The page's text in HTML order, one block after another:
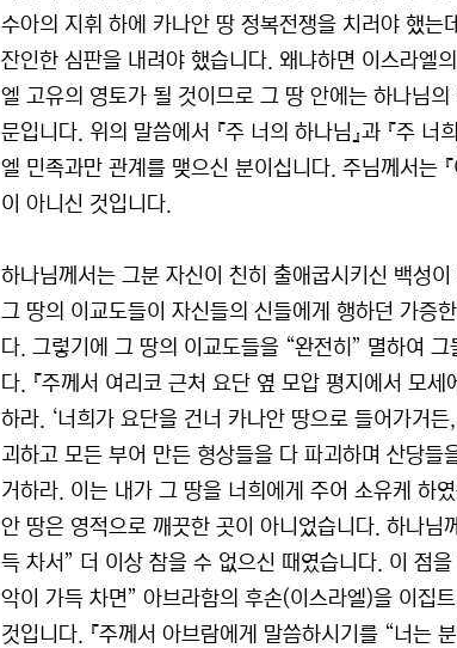
수아의 지휘 하에 카나안 땅 정복전쟁을 치러야 했는
잔인한 심판을 내려야 했습니다. 왜냐하면 이스라엘
엘 고유의 영토가 될 것이므로 그 땅 안에는 하나님
문입니다. 위의 말씀에서 『주 너의 하나님』과 『주
엘 민족과만 관계를 맺으신 분이십니다. 주님께서는
이 아니신 것입니다.
하나님께서는 그분 자신이 친히 출애굽시키신 백성
그 땅의 이교도들이 자신들의 신들에게 행하던 가증
다. 그렇기에 그 땅의 이교도들을 “완전히” 멸하여
다. 『주께서 여리코 근처 요단 옆 모압 평지에서 모
하라. ‘너희가 요단을 건너 카나안 땅으로 들어가거
괴하고 모든 부어 만든 형상들을 다 파괴하며 산당들
거하라. 이는 내가 그 땅을 너희에게 주어 소유케
안 땅은 영적으로 깨끗한 곳이 아니었습니다. 하나
득 차서” 더 이상 참을 수 없으신 때였습니다. 이 점
악이 가득 차면” 아브라함의 후손(이스라엘)을 이집
것입니다. 『주께서 아브람에게 말씀하시기를 “너는